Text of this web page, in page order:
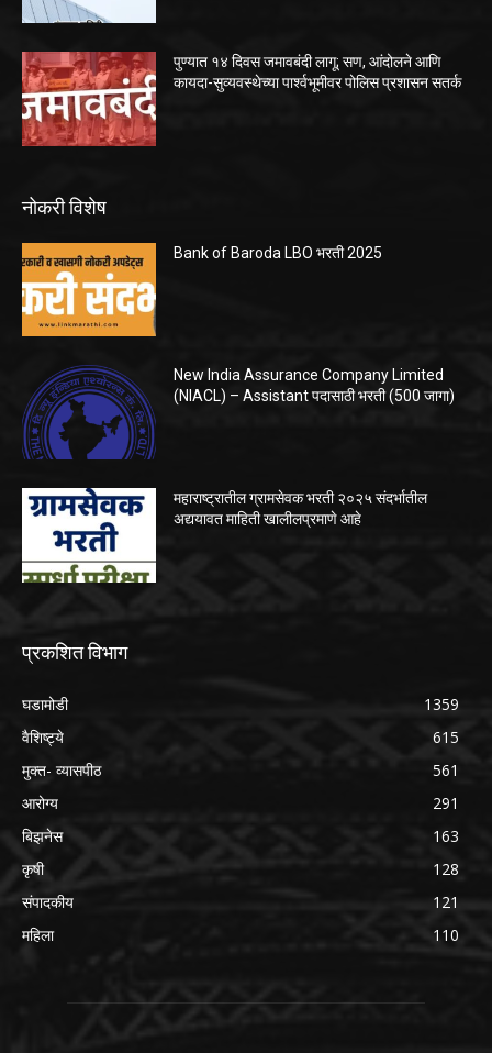
पुण्यात १४ दिवस जमावबंदी लागू; सण, आंदोलने आणि
कायदा-सुव्यवस्थेच्या पार्श्वभूमीवर पोलिस प्रशासन सतर्क
नोकरी विशेष
Bank of Baroda LBO भरती 2025
New India Assurance Company Limited
(NIACL) – Assistant पदासाठी भरती (500 जागा)
महाराष्ट्रातील ग्रामसेवक भरती २०२५ संदर्भातील
अद्ययावत माहिती खालीलप्रमाणे आहे
प्रकशित विभाग
घडामोडी
1359
वैशिष्ट्ये
615
मुक्त- व्यासपीठ
561
आरोग्य
291
बिझनेस
163
कृषी
128
संपादकीय
121
महिला
110